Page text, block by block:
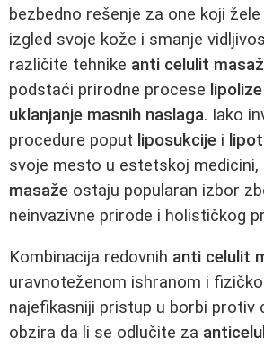
bezbedno rešenje za one koji
izgled svoje kože i smanje
različite tehnike anti celulit
podstaći prirodne procese lipolize
uklanjanje masnih naslaga. Iako
procedure poput liposukcije i
svoje mesto u estetskoj medicini,
masaže ostaju popularan izbor
neinvazivne prirode i holističkog
Kombinacija redovnih anti celulit
uravnoteženom ishranom i
najefikasniji pristup u borbi protiv
obzira da li se odlučite za